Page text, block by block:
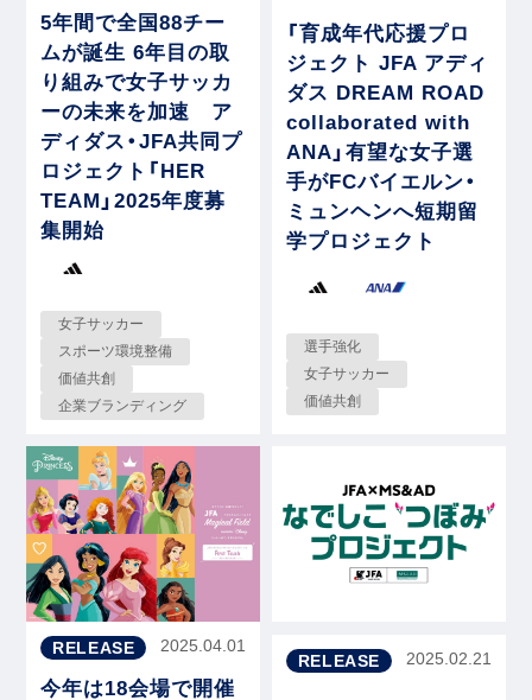
5年間で全国88チー
ムが誕生 6年目の取
り組みで女子サッカ
ーの未来を加速 ア
ディダス・JFA共同プ
ロジェクト「HER
TEAM」2025年度募
集開始
女子サッカー
スポーツ環境整備
価値共創
企業ブランディング
「育成年代応援プロ
ジェクト JFA アディ
ダス DREAM ROAD
collaborated with
ANA」有望な女子選
手がFCバイエルン・
ミュンヘンへ短期留
学プロジェクト
選手強化
女子サッカー
価値共創
RELEASE 2025.04.01
今年は18会場で開催
RELEASE 2025.02.21